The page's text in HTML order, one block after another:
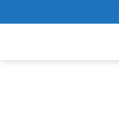
ke